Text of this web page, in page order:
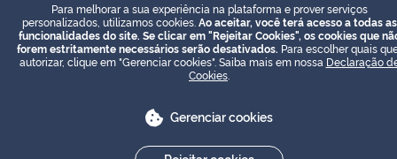
Para melhorar a sua experiência na plataforma e prover serviços
personalizados, utilizamos cookies. Ao aceitar, você terá acesso a todas as
funcionalidades do site. Se clicar em "Rejeitar Cookies", os cookies que
forem estritamente necessários serão desativados. Para escolher quais
autorizar, clique em "Gerenciar cookies". Saiba mais em nossa Declaração
Cookies
Gerenciar cookies